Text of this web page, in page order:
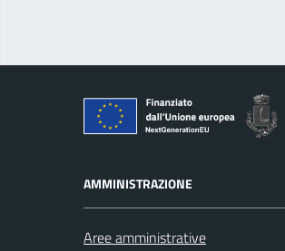
AMMINISTRAZIONE
Aree amministrative